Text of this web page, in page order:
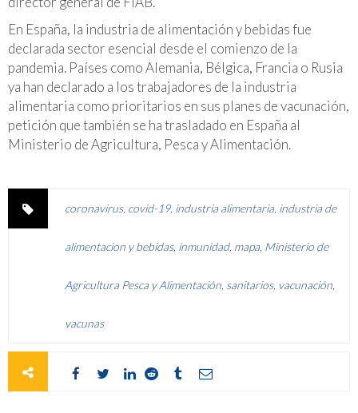
En España, la industria de alimentación y bebidas fue
declarada sector esencial desde el comienzo de la
pandemia. Países como Alemania, Bélgica, Francia o Rusia
ya han declarado a los trabajadores de la industria
alimentaria como prioritarios en sus planes de vacunación,
petición que también se ha trasladado en España al
Ministerio de Agricultura, Pesca y Alimentación.
coronavirus, covid-19, industria alimentaria industria de
alimentacion y bebidas, inmunidad, mapa Ministerio de
Agricultura Pesca y Alimentación sanitarios, vacunación
vacunas